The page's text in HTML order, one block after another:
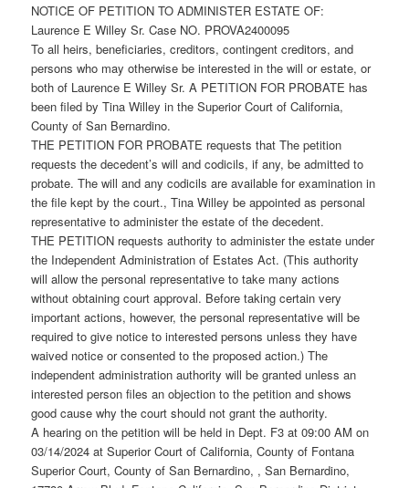
NOTICE OF PETITION TO ADMINISTER ESTATE OF:
Laurence E Willey Sr. Case NO. PROVA2400095
To all heirs, beneficiaries, creditors, contingent creditors, and
persons who may otherwise be interested in the will or estate, or
both of Laurence E Willey Sr. A PETITION FOR PROBATE has
been filed by Tina Willey in the Superior Court of California,
County of San Bernardino.
THE PETITION FOR PROBATE requests that The petition
requests the decedent’s will and codicils, if any, be admitted to
probate. The will and any codicils are available for examination in
the file kept by the court., Tina Willey be appointed as personal
representative to administer the estate of the decedent.
THE PETITION requests authority to administer the estate under
the Independent Administration of Estates Act. (This authority
will allow the personal representative to take many actions
without obtaining court approval. Before taking certain very
important actions, however, the personal representative will be
required to give notice to interested persons unless they have
waived notice or consented to the proposed action.) The
independent administration authority will be granted unless an
interested person files an objection to the petition and shows
good cause why the court should not grant the authority.
A hearing on the petition will be held in Dept. F3 at 09:00 AM on
03/14/2024 at Superior Court of California, County of Fontana
Superior Court, County of San Bernardino, , San Bernardino,